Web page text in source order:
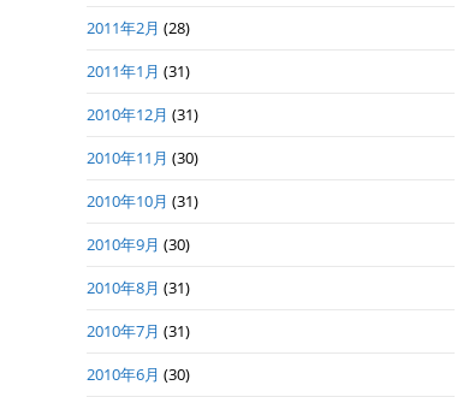
2011年2月 (28)
2011年1月 (31)
2010年12月 (31)
2010年11月 (30)
2010年10月 (31)
2010年9月 (30)
2010年8月 (31)
2010年7月 (31)
2010年6月 (30)